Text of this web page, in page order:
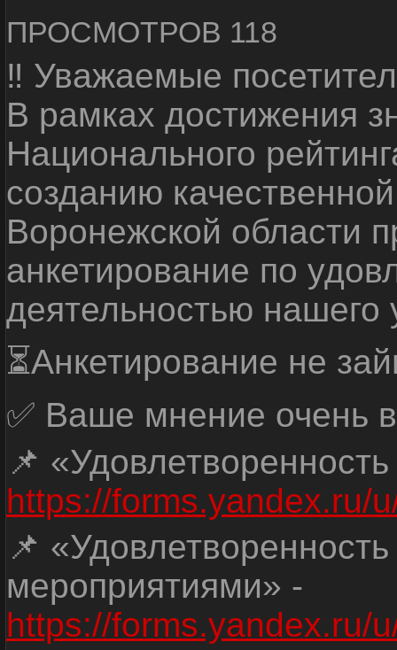
ПРОСМОТРОВ 118
‼ Уважаемые
В рамках достижения
Национального
созданию
Воронежской области
анкетирование по
деятельностью нашего
⏳Анкетирование не
✅ Ваше мнение очень
📌
https://forms.yandex.ru/
📌
мероприятиями» -
https://forms.yandex.ru/